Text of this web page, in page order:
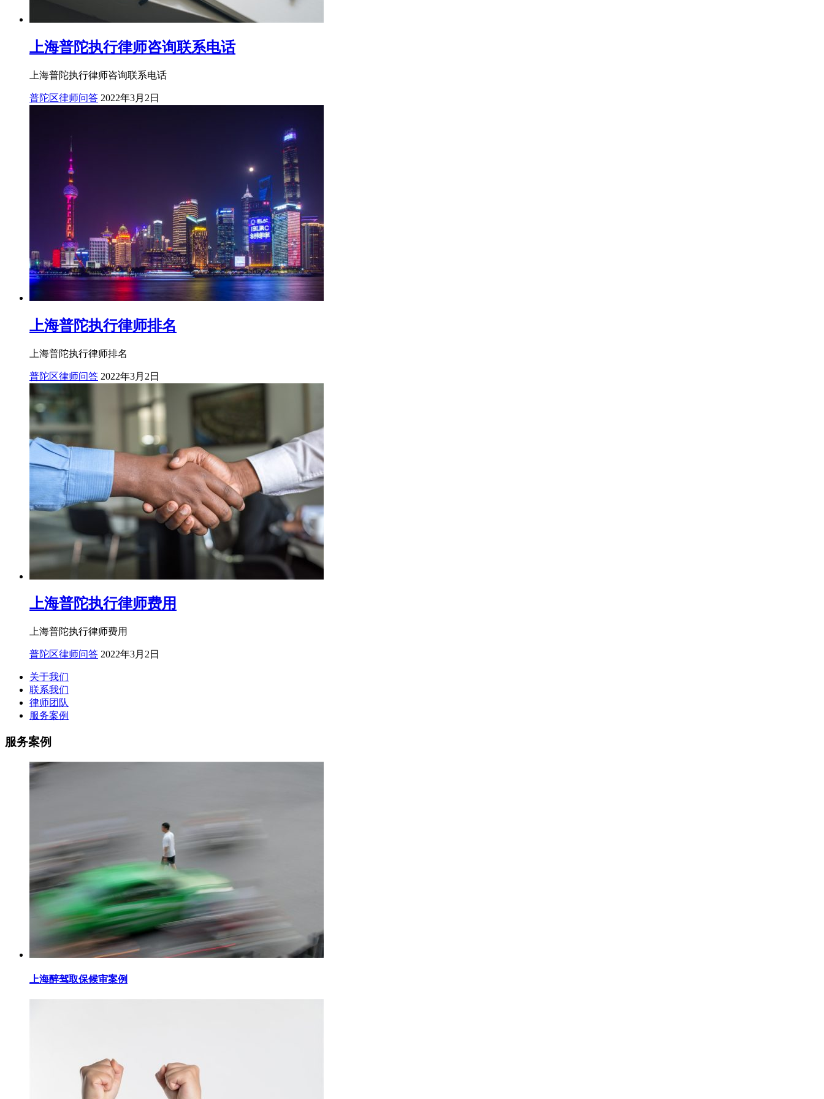
上海普陀执行律师咨询联系电话
上海普陀执行律师咨询联系电话
普陀区律师问答 2022年3月2日
上海普陀执行律师排名
上海普陀执行律师排名
普陀区律师问答 2022年3月2日
上海普陀执行律师费用
上海普陀执行律师费用
普陀区律师问答 2022年3月2日
关于我们
联系我们
律师团队
服务案例
服务案例
上海醉驾取保候审案例